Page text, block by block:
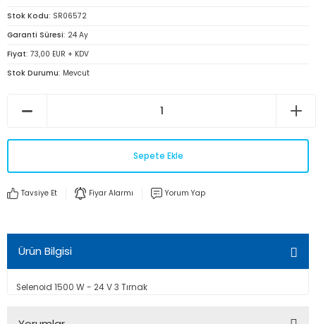
Stok Kodu SR06572
Garanti Süresi 24 Ay
Fiyat 73,00 EUR + KDV
Stok Durumu Mevcut
Sepete Ekle
Tavsiye Et Fiyar Alarmı Yorum Yap
Ürün Bilgisi
Selenoid 1500 W - 24 V 3 Tırnak